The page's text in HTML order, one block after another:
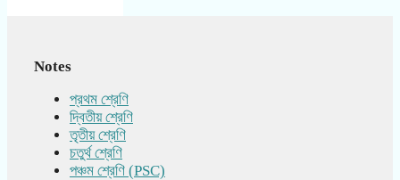
Notes
প্রথম শ্রেণি
দ্বিতীয় শ্রেণি
তৃতীয় শ্রেণি
চতুর্থ শ্রেণি
পঞ্চম শ্রেণি (PSC)